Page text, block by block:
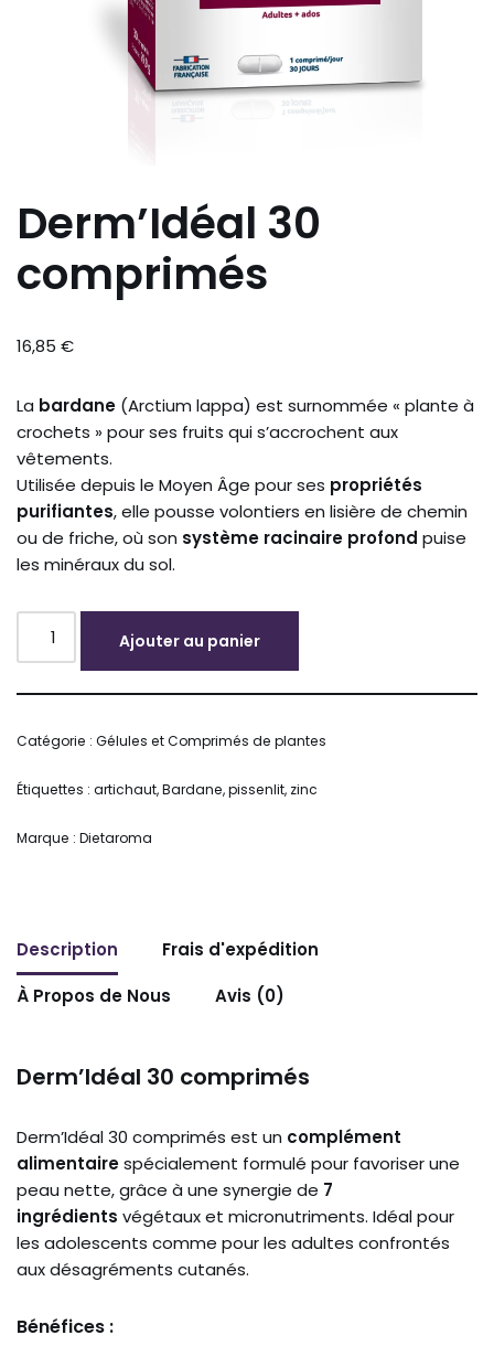
Derm’Idéal 30
comprimés
16,85 €
La bardane (Arctium lappa) est surnommée « plante à
crochets » pour ses fruits qui s’accrochent aux
vêtements.
Utilisée depuis le Moyen Âge pour ses propriétés
purifiantes, elle pousse volontiers en lisière de chemin
ou de friche, où son système racinaire profond puise
les minéraux du sol.
Ajouter au panier
Catégorie : Gélules et Comprimés de plantes
Étiquettes : artichaut,Bardane,pissenlit, zinc
Marque : Dietaroma
Description
Frais d'expédition
À Propos de Nous
Avis (0)
Derm’Idéal 30 comprimés
Derm’Idéal 30 comprimés est un complément
alimentairespécialement formulé pour favoriser une
peau nette, grâce à une synergie de 7
ingrédients végétaux et micronutriments. Idéal pour
les adolescents comme pour les adultes confrontés
aux désagréments cutanés.
Bénéfices :